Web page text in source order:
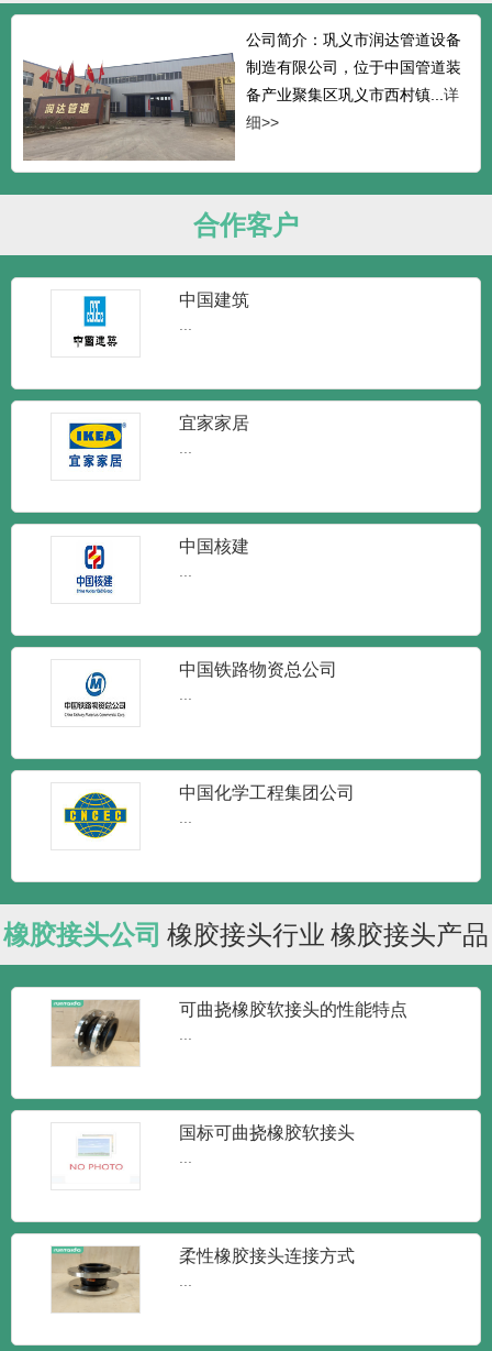
公司简介：巩义市润达管道设备
制造有限公司，位于中国管道装
备产业聚集区巩义市西村镇... 详
细>>
合作客户
中国建筑
...
宜家家居
...
中国核建
...
中国铁路物资总公司
...
中国化学工程集团公司
...
橡胶接头公司
新闻
橡胶接头行业
新闻
橡胶接头产品
知识
可曲挠橡胶软接头的性能特点
...
国标可曲挠橡胶软接头
...
柔性橡胶接头连接方式
...
润泰达-橡胶接头单球体弹性橡胶软接